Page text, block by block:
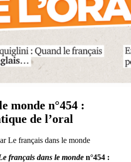
monde n°454 :
de l’oral
Le français dans le monde
français dans le monde n°454 :